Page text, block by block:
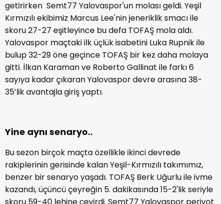
getirirken Semt77 Yalovaspor'un molası geldi. Yeşil
Kırmızılı ekibimiz Marcus Lee'nin jeneriklik smacı ile
skoru 27-27 eşitleyince bu defa TOFAŞ mola aldı.
Yalovaspor maçtaki ilk üçlük isabetini Luka Rupnik ile
bulup 32-29 öne geçince TOFAŞ bir kez daha molaya
gitti. İlkan Karaman ve Roberto Gallinat ile farkı 6
sayıya kadar çıkaran Yalovaspor devre arasına 38-
35’lik avantajla giriş yaptı.
Yine aynı senaryo..
Bu sezon birçok maçta özellikle ikinci devrede
rakiplerinin gerisinde kalan Yeşil-Kırmızılı takımımız,
benzer bir senaryo yaşadı. TOFAŞ Berk Uğurlu ile ivme
kazandı, üçüncü çeyreğin 5. dakikasında 15-2'lik seriyle